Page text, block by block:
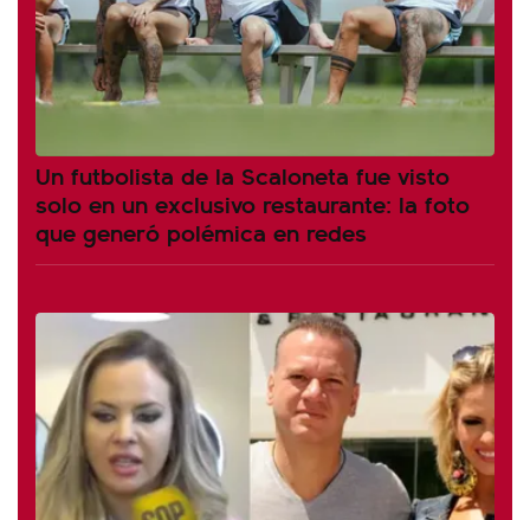
Un futbolista de la Scaloneta fue visto
solo en un exclusivo restaurante: la foto
que generó polémica en redes